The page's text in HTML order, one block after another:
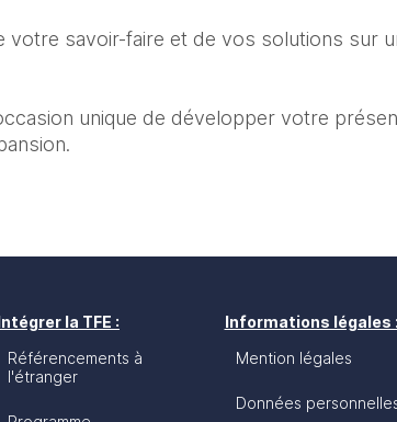
votre savoir-faire et de vos solutions sur
unique de développer votre
la TFE :
Référencements à
l'étranger
Informations légales :
Mention légales
Données